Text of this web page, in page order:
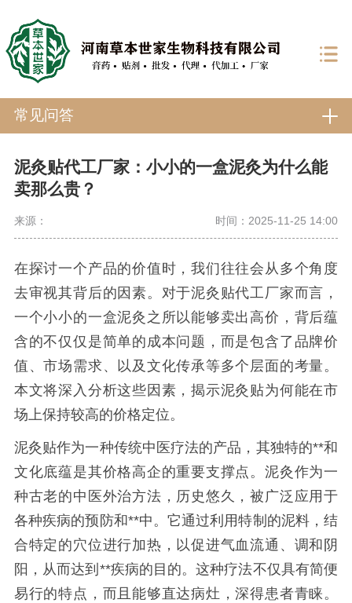
常见问答
泥灸贴代工厂家：小小的一盒泥灸为什么能
卖那么贵？
来源： 时间：2025-11-25 14:00
在探讨一个产品的价值时，我们往往会从多个角度
去审视其背后的因素。对于泥灸贴代工厂家而言，
一个小小的一盒泥灸之所以能够卖出高价，背后蕴
含的不仅仅是简单的成本问题，而是包含了品牌价
值、市场需求、以及文化传承等多个层面的考量。
本文将深入分析这些因素，揭示泥灸贴为何能在市
场上保持较高的价格定位。
泥灸贴作为一种传统中医疗法的产品，其独特的**和
文化底蕴是其价格高企的重要支撑点。泥灸作为一
种古老的中医外治方法，历史悠久，被广泛应用于
各种疾病的预防和**中。它通过利用特制的泥料，结
合特定的穴位进行加热，以促进气血流通、调和阴
阳，从而达到**疾病的目的。这种疗法不仅具有简便
易行的特点，而且能够直达病灶，深得患者青睐。